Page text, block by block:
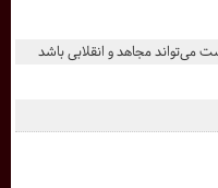
می‌تواند مجاهد و انقلابی باشد